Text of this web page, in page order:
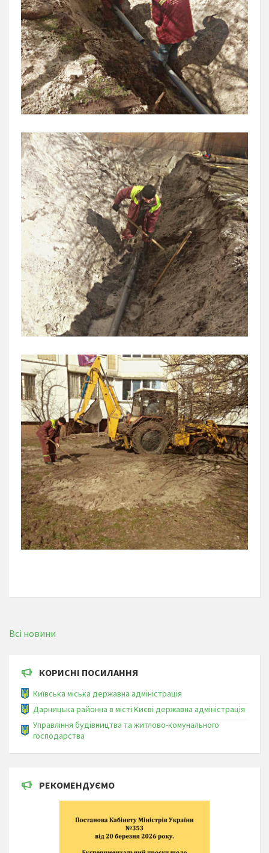
Всі новини
КОРИСНІ ПОСИЛАННЯ
Київська міська державна адміністрація
Дарницька районна в місті Києві державна адміністрація
Управління будівництва та житлово-комунального
господарства
РЕКОМЕНДУЄМО